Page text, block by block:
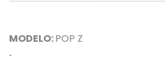
MODELO:POP Z
.